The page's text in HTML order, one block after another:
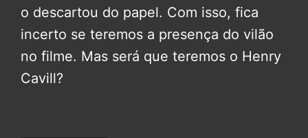
o descartou do papel. Com isso, fica
incerto se teremos a presença do vilão
no filme. Mas será que teremos o Henry
Cavill?